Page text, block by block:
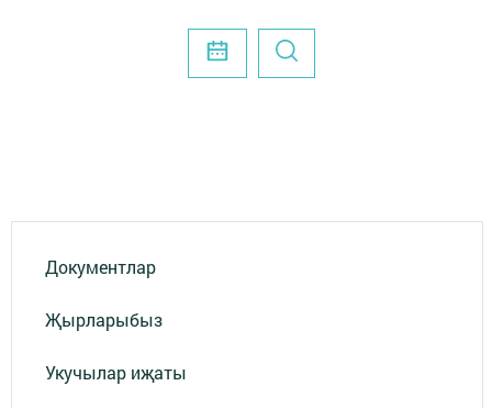
Документлар
Җырларыбыз
Укучылар иҗаты